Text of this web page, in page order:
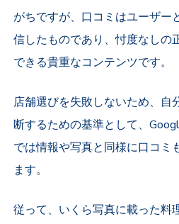
がちですが、口コミはユーザー
信したものであり、忖度なしの
できる貴重なコンテンツです。
店舗選びを失敗しないため、自
断するための基準として、
では情報や写真と同様に口コミ
ます。
従って、いくら写真に載った料